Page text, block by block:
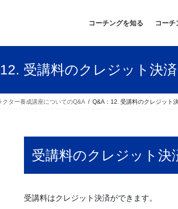
コーチングを知る コーチ
受講料のクレジット決
ター養成講座についてのQ&A Q&A：12. 受講料のクレジット
受講料のクレジット決
受講料はクレジット決済ができます。